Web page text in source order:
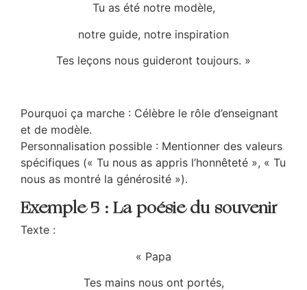
Tu as été notre modèle,
notre guide, notre inspiration
Tes leçons nous guideront toujours. »
Pourquoi ça marche : Célèbre le rôle d’enseignant
et de modèle.
Personnalisation possible : Mentionner des valeurs
spécifiques (« Tu nous as appris l’honnêteté », « Tu
nous as montré la générosité »).
Exemple 5 : La poésie du souvenir
Texte :
« Papa
Tes mains nous ont portés,